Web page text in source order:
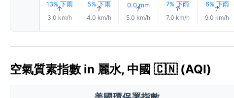
13% 下雨
↑
3.0 km/h
5% 下雨
↑
4.0 km/h
0.0 mm
↑
5.0 km/h
7% 下雨
↑
7.0 km/h
6% 下雨
↑
9.0 km/h
空氣質素指數 in 麗水, 中國 🇨🇳 (AQI)